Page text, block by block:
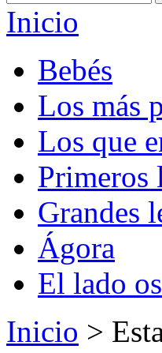
Inicio
Bebés
Los más
Los que
Primeros
Grandes
Ágora
El lado
Inicio >